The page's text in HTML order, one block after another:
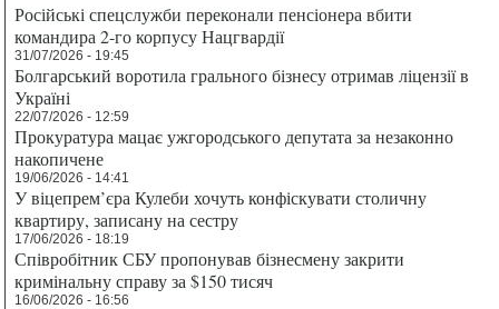
Російські спецслужби переконали пенсіонера вбити
командира 2-го корпусу Нацгвардії
31/07/2026 - 19:45
Болгарський воротила грального бізнесу отримав ліцензії в
Україні
22/07/2026 - 12:59
Прокуратура мацає ужгородського депутата за незаконно
накопичене
19/06/2026 - 14:41
У віцепрем’єра Кулеби хочуть конфіскувати столичну
квартиру, записану на сестру
17/06/2026 - 18:19
Співробітник СБУ пропонував бізнесмену закрити
кримінальну справу за $150 тисяч
16/06/2026 - 16:56